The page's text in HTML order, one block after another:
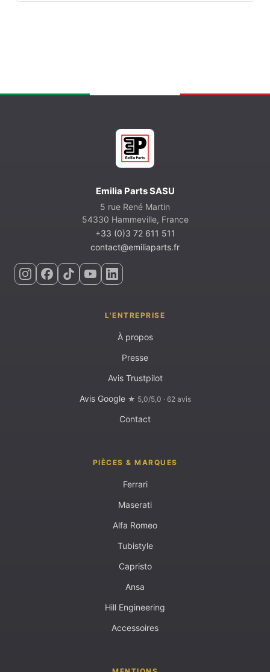
Emilia Parts SASU
5 rue René Martin
54330 Hammeville, France
+33 (0)3 72 611 511
contact@emiliaparts.fr
L'ENTREPRISE
À propos
Presse
Avis Trustpilot
Avis Google ★ 5,0/5,0 · 62 avis
Contact
PIÈCES & MARQUES
Ferrari
Maserati
Alfa Romeo
Tubistyle
Capristo
Ansa
Hill Engineering
Accessoires